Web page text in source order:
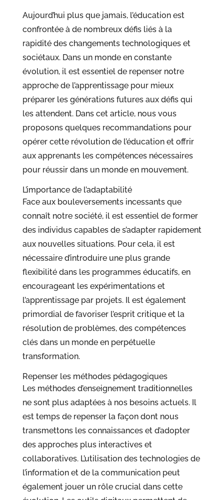
Aujourd’hui plus que jamais, l’éducation est
confrontée à de nombreux défis liés à la
rapidité des changements technologiques et
sociétaux. Dans un monde en constante
évolution, il est essentiel de repenser notre
approche de l’apprentissage pour mieux
préparer les générations futures aux défis qui
les attendent. Dans cet article, nous vous
proposons quelques recommandations pour
opérer cette révolution de l’éducation et offrir
aux apprenants les compétences nécessaires
pour réussir dans un monde en mouvement.
L’importance de l’adaptabilité
Face aux bouleversements incessants que
connaît notre société, il est essentiel de former
des individus capables de s’adapter rapidement
aux nouvelles situations. Pour cela, il est
nécessaire d’introduire une plus grande
flexibilité dans les programmes éducatifs, en
encourageant les expérimentations et
l’apprentissage par projets. Il est également
primordial de favoriser l’esprit critique et la
résolution de problèmes, des compétences
clés dans un monde en perpétuelle
transformation.
Repenser les méthodes pédagogiques
Les méthodes d’enseignement traditionnelles
ne sont plus adaptées à nos besoins actuels. Il
est temps de repenser la façon dont nous
transmettons les connaissances et d’adopter
des approches plus interactives et
collaboratives. L’utilisation des technologies de
l’information et de la communication peut
également jouer un rôle crucial dans cette